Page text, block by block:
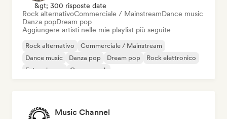
&gt; 300 risposte date
Rock alternativoCommerciale / MainstreamDance music
Danza popDream pop
Aggiungere artisti nelle mie playlist più seguite
Rock alternativo
Commerciale / Mainstream
Dance music
Danza pop Dream pop
Rock elettronico
Future house
Garage rock
Music Channel